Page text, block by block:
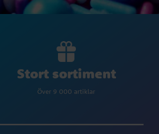
Stort sortiment
Över 9 000 artiklar